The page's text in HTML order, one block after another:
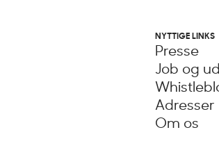
NYTTIGE LINKS
Presse
Job og
Adresser
Om os